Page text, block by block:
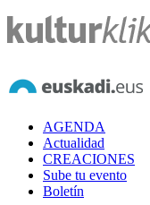
AGENDA
Actualidad
CREACIONES
Sube tu evento
Boletín